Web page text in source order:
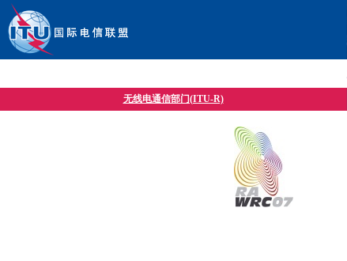
无线电通信部门(ITU-R)